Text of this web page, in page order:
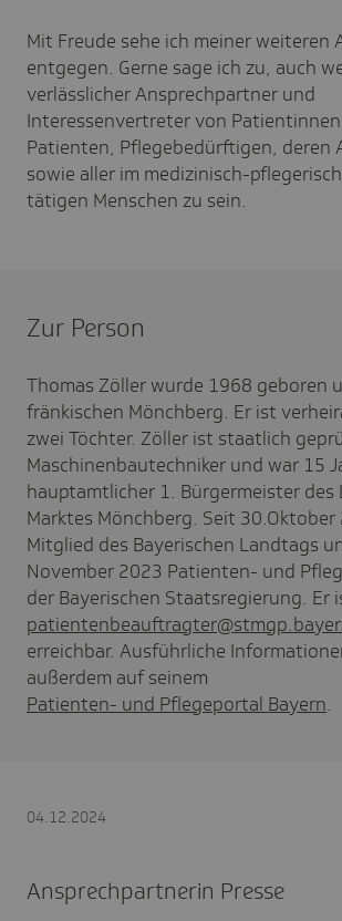
Mit Freude sehe ich meiner weiteren
entgegen. Gerne sage ich zu, auch
verlässlicher Ansprechpartner und
Interessenvertreter von
Patienten, Pflegebedürftigen, deren
sowie aller im medizinisch-
tätigen Menschen zu sein.
Zur Person
Thomas Zöller wurde 1968 geboren
fränkischen Mönchberg. Er ist
zwei Töchter. Zöller ist staatlich
Maschinenbautechniker und war 15
hauptamtlicher 1. Bürgermeister
Marktes Mönchberg. Seit
Mitglied des Bayerischen Landtags
November 2023 Patienten- und
der Bayerischen Staatsregierung. Er
erreichbar. Ausführliche
außerdem auf seinem
Patienten- und Pflegeportal Bayern.
04.12.2024
Ansprechpartnerin Presse